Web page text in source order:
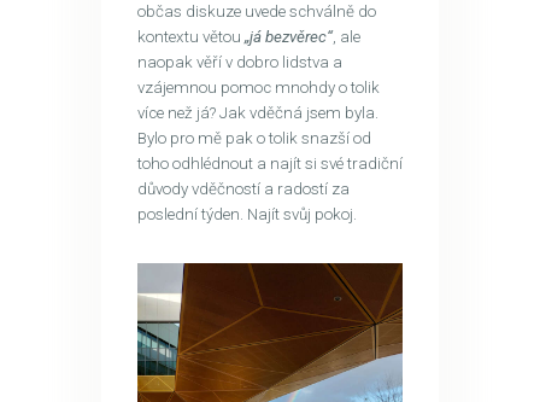
občas diskuze uvede schválně do
kontextu větou „já bezvěrec“, ale
naopak věří v dobro lidstva a
vzájemnou pomoc mnohdy o tolik
více než já? Jak vděčná jsem byla.
Bylo pro mě pak o tolik snazší od
toho odhlédnout a najít si své tradiční
důvody vděčností a radostí za
poslední týden. Najít svůj pokoj.